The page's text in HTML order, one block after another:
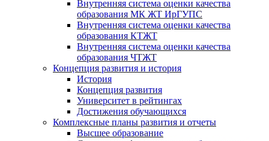
Внутренняя система оценки качества
образования МК ЖТ ИрГУПС
Внутренняя система оценки качества
образования КТЖТ
Внутренняя система оценки качества
образования ЧТЖТ
Концепция развития и история
История
Концепция развития
Университет в рейтингах
Достижения обучающихся
Комплексные планы развития и отчеты
Высшее образование